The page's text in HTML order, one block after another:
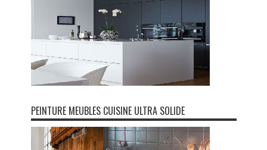
PEINTURE MEUBLES CUISINE ULTRA SOLIDE